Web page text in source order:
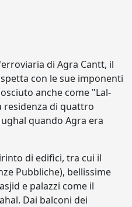
di Agra Cantt, il
con le sue imponenti
anche come "Lal-
residenza di quattro
quando Agra era
di edifici, tra cui il
Pubbliche), bellissime
e palazzi come il
Dai balconi dei